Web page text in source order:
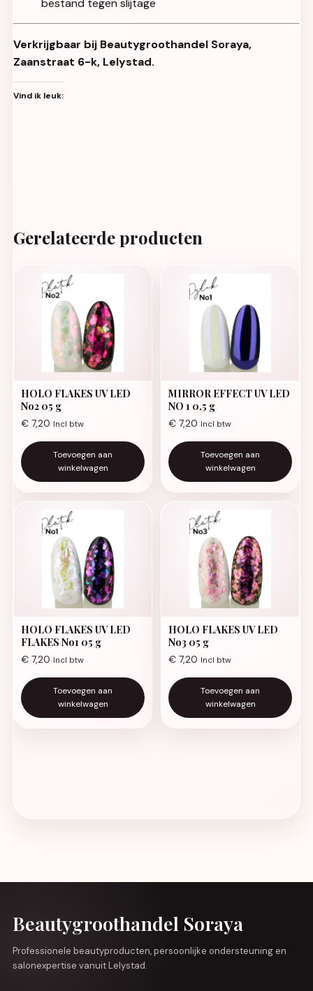
bestand tegen slijtage
Verkrijgbaar bij Beautygroothandel Soraya,
Zaanstraat 6-k, Lelystad.
Vind ik leuk:
Gerelateerde producten
HOLO FLAKES UV LED
No2 05 g
€ 7,20 Incl btw
Toevoegen aan
winkelwagen
MIRROR EFFECT UV LED
NO 1 0,5 g
€ 7,20 Incl btw
Toevoegen aan
winkelwagen
HOLO FLAKES UV LED
FLAKES No1 05 g
€ 7,20 Incl btw
Toevoegen aan
winkelwagen
HOLO FLAKES UV LED
No3 05 g
€ 7,20 Incl btw
Toevoegen aan
winkelwagen
Beautygroothandel Soraya
Professionele beautyproducten, persoonlijke ondersteuning en
salonexpertise vanuit Lelystad.